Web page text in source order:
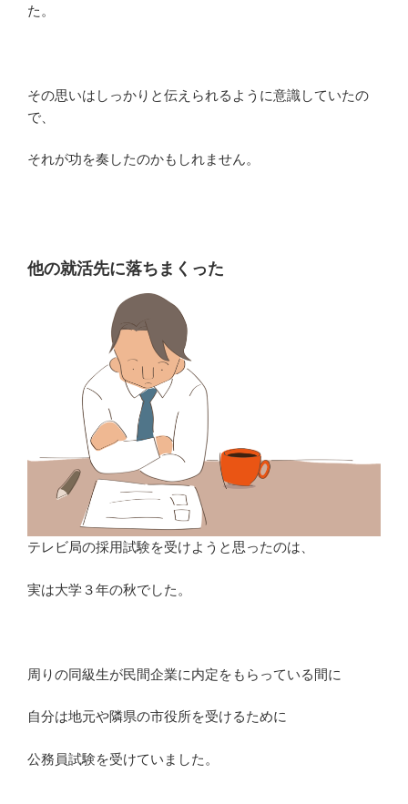
た。
その思いはしっかりと伝えられるように意識していたの
で、
それが功を奏したのかもしれません。
他の就活先に落ちまくった
テレビ局の採用試験を受けようと思ったのは、
実は大学３年の秋でした。
周りの同級生が民間企業に内定をもらっている間に
自分は地元や隣県の市役所を受けるために
公務員試験を受けていました。